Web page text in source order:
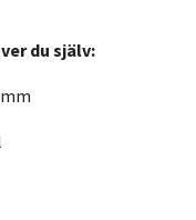
du själv: